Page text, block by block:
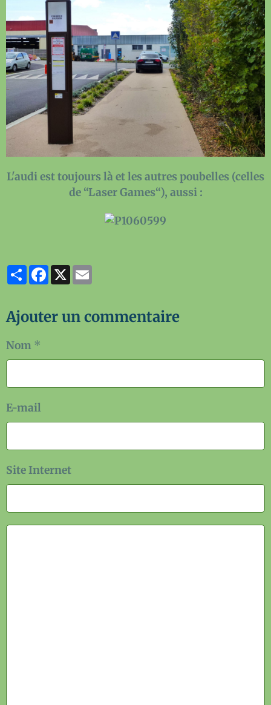
L'audi est toujours là et les autres poubelles (celles
de “Laser Games“), aussi :
PartagerFacebook
X
Ajouter un commentaire
Nom
E-mail
Site Internet